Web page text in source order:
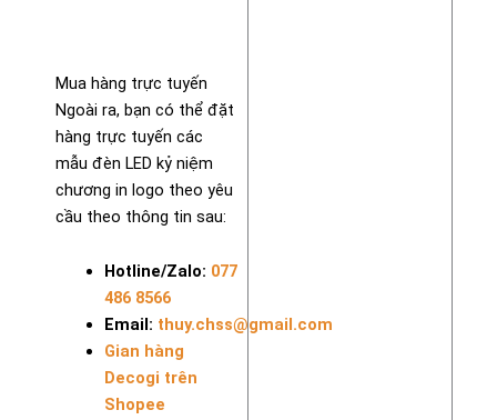
Mua hàng trực tuyến
Ngoài ra, bạn có thể đặt
hàng trực tuyến các
mẫu đèn LED kỷ niệm
chương in logo theo yêu
cầu theo thông tin sau:
Hotline/Zalo: 077
486 8566
Email: thuy.chss@gmail.com
Gian hàng
Decogi trên
Shopee